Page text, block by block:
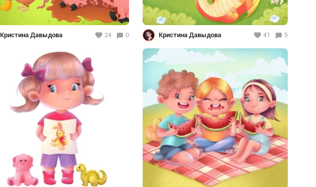
Кристина Давыдова 24 0 Кристина Давыдова 41 5